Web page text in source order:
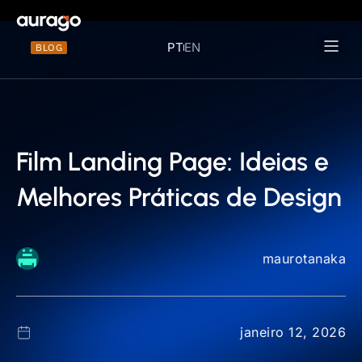
BLOG PTEN
Film Landing Page: Ideias e
Melhores Práticas de Design
maurotanaka
janeiro 12, 2026